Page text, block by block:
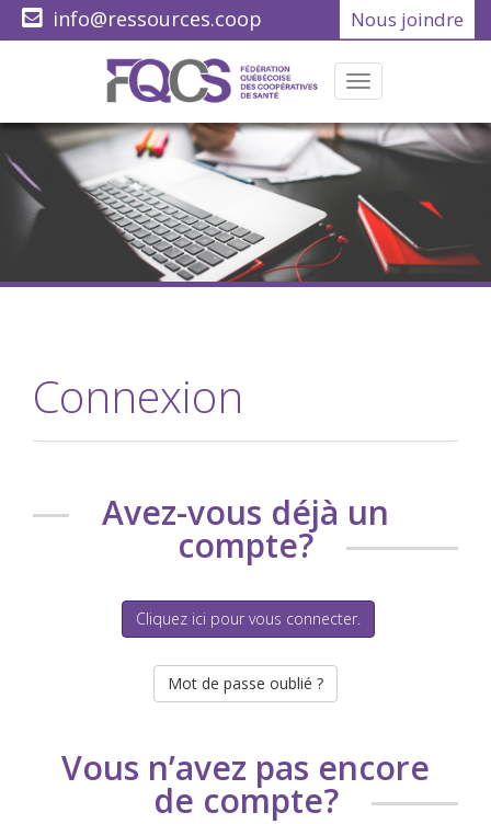
Nous joindre
info@ressources.coop
(418) 622-1001
Menu
Connexion
Avez-vous déjà un
compte?
Cliquez ici pour vous connecter.
Mot de passe oublié ?
Vous n’avez pas encore
de compte?